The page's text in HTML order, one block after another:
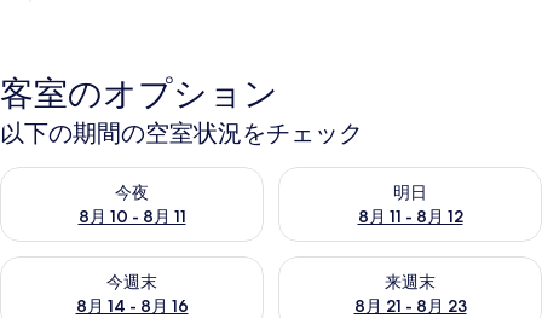
客室のオプション
以下の期間の空室状況をチェック
今夜
8月 10 - 8月 11
今夜 8月 10 - 8月 11 の空室状況をチェック
明日
8月 11 - 8月 12
明日 8月 11 - 8月 12 の空室状
今週末
8月 14 - 8月 16
今週末 8月 14 - 8月 16 の空室状況をチェック
来週末
8月 21 - 8月 23
来週末 8月 21 - 8月 23 の空室